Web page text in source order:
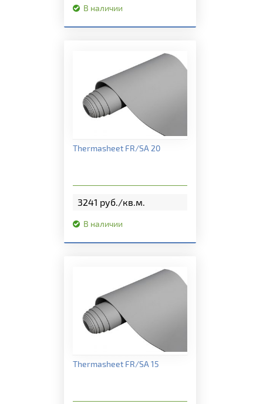
В наличии
Подробная информация
Thermasheet FR/SA 20
3241 руб./кв.м.
В наличии
Подробная информация
Thermasheet FR/SA 15